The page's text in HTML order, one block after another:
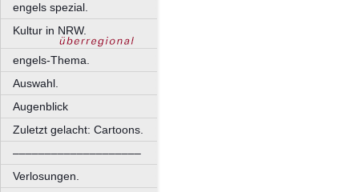
engels spezial.
Kultur in NRW.
engels-Thema.
Auswahl.
Augenblick
Zuletzt gelacht: Cartoons.
––––––––––––––––––––
Verlosungen.